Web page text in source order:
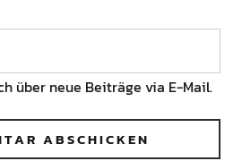
über neue Beiträge via E-Mail.